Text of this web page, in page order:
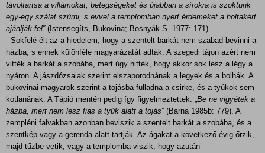
távoltartsa a villámokat, betegségeket és újabban a sírokra is szoktunk
egy-egy szálat szúrni, s evvel a templomban nyert érdemeket a holtakért
ajánlják fel”(Istensegíts, Bukovina; Bosnyák S. 1977: 171).
Sokfelé élt az a hiedelem, hogy a szentelt barkát nem szabad bevinni a
házba, s ennek különféle magyarázatát adták: A szegedi tájon azért nem
vitték a barkát a szobába, mert úgy hitték, hogy akkor sok lesz a légy a
nyáron. A jászdózsaiak szerint elszaporodnának a legyek és a bolhák. A
bukovinai magyarok szerint a tojásba fulladna a csirke, és a tyúkok sem
kotlanának. A Tápió mentén pedig így figyelmeztettek: „Be ne vigyétek a
házba, mert nem lesz fias a tyúk alatt a tojás” (Barna 1985b: 779). A
zempléni falvakban azonban beviszik a szentelt barkát a szobába, és a
szentkép vagy a gerenda alatt tartják. Az ágakat a következő évig őrzik,
majd tűzbe vetik, vagy a templomba viszik, hogy azután